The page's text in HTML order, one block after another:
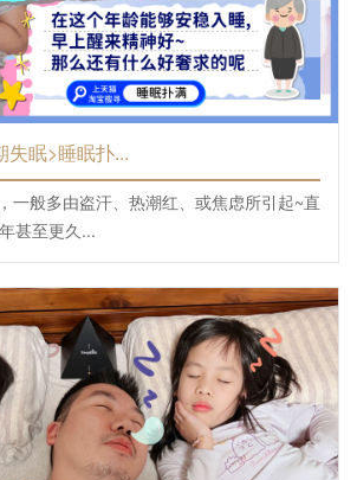
失眠>睡眠扑...
一般多由盗汗、热潮红、或焦虑所引起~直
甚至更久...